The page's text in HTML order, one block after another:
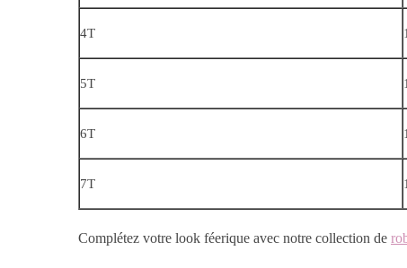
4T
5T
6T
7T
Complétez votre look féerique avec notre collection de